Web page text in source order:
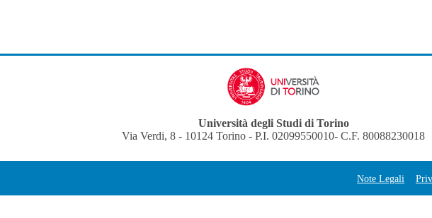
Università degli Studi di Torino
Via Verdi, 8 - 10124 Torino - P.I. 02099550010- C.F. 80088230018
Note Legali